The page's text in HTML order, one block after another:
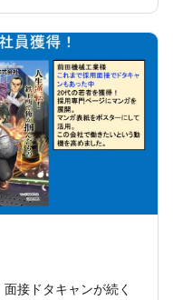
接ドタキャンが続く